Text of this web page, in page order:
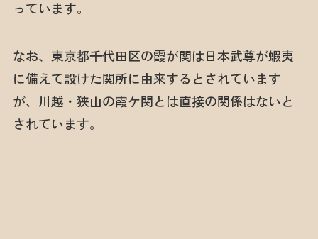
っています。
なお、東京都千代田区の霞が関は日本武尊が蝦夷
に備えて設けた関所に由来するとされています
が、川越・狭山の霞ケ関とは直接の関係はないと
されています。